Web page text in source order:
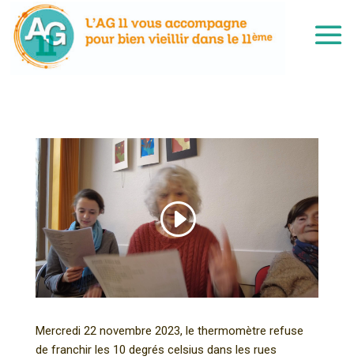
Mercredi 22 novembre 2023, le thermomètre refuse
de franchir les 10 degrés celsius dans les rues